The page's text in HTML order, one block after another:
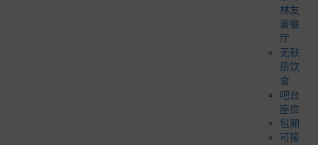
林友
善餐
厅
无麸
质饮
食
吧台
座位
包厢
可接